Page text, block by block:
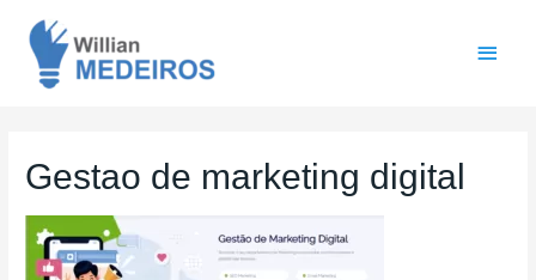
Gestao de marketing digital